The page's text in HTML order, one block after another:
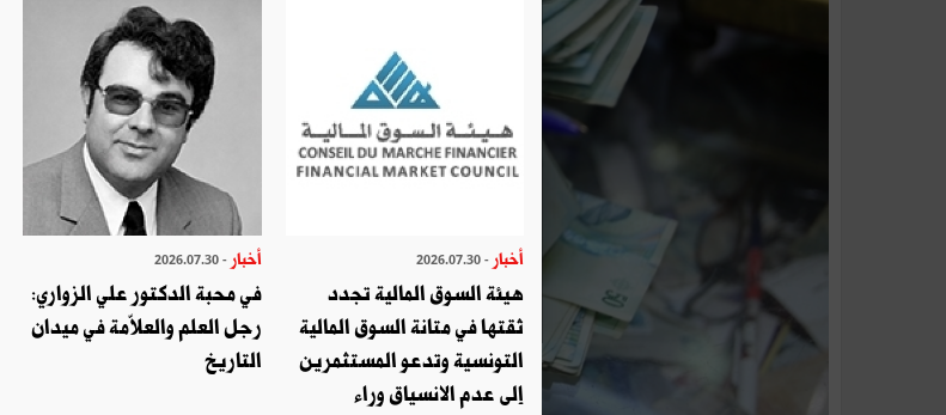
أخبار - 2026.07.30
هيئة السوق المالية تجدد
ثقتها في متانة السوق المالية
التونسية وتدعو المستثمرين
إلى عدم الانسياق وراء
أخبار - 2026.07.30
في محبة الدكتور علي الزواري:
رجل العلم والعلاّمة في ميدان
التاريخ